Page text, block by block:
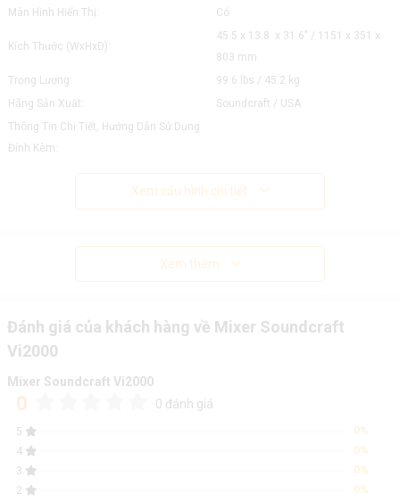
Màn Hình Hiển Thị:
Có
Kích Thước (WxHxD):
45.5 x 13.8 x 31.6" / 1151 x 351 x
803 mm
Trọng Lượng:
99.6 lbs / 45.2 kg
Hãng Sản Xuất:
Soundcraft / USA
Thông Tin Chi Tiết, Hướng Dẫn Sử Dụng
Đính Kèm:
Xem cấu hình chi tiết
Xem thêm
Đánh giá của khách hàng về Mixer Soundcraft
Vi2000
Mixer Soundcraft Vi2000
0 0 đánh giá
5
0%
4
0%
3
0%
2
0%